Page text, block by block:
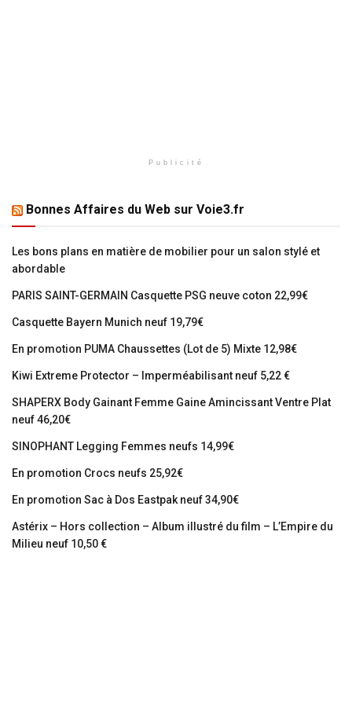
Publicité
Bonnes Affaires du Web sur Voie3.fr
Les bons plans en matière de mobilier pour un salon stylé et
abordable
PARIS SAINT-GERMAIN Casquette PSG neuve coton 22,99€
Casquette Bayern Munich neuf 19,79€
En promotion PUMA Chaussettes (Lot de 5) Mixte 12,98€
Kiwi Extreme Protector – Imperméabilisant neuf 5,22 €
SHAPERX Body Gainant Femme Gaine Amincissant Ventre Plat
neuf 46,20€
SINOPHANT Legging Femmes neufs 14,99€
En promotion Crocs neufs 25,92€
En promotion Sac à Dos Eastpak neuf 34,90€
Astérix – Hors collection – Album illustré du film – L’Empire du
Milieu neuf 10,50 €